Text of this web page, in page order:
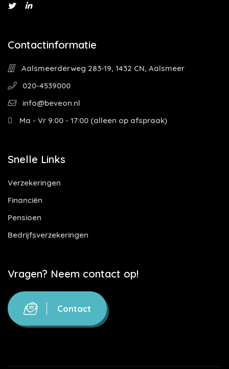
Contactinformatie
Aalsmeerderweg 283-19, 1432 CN, Aalsmeer
020-4539000
info@beveon.nl
Ma - Vr 9:00 - 17:00 (alleen op afspraak)
Snelle Links
Verzekeringen
Financiën
Pensioen
Bedrijfsverzekeringen
Vragen? Neem contact op!
Contact